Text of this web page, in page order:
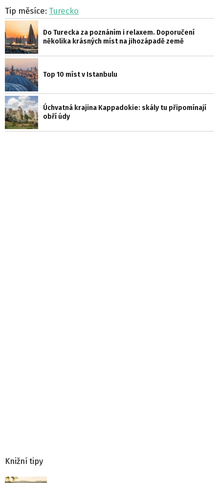
Tip měsíce: Turecko
Do Turecka za poznáním i relaxem. Doporučení
několika krásných míst na jihozápadě země
Top 10 míst v Istanbulu
Úchvatná krajina Kappadokie: skály tu připomínají
obří údy
Knižní tipy